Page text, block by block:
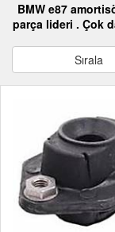
BMW e87
parçalideri . Çok
Sırala